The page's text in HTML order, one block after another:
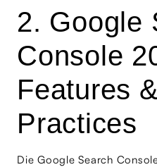
2. Google
Console
Features
Practices
Die Google Search